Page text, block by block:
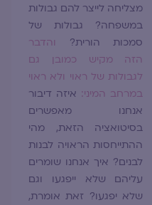
מצליחה לייצר להם גבולות
במשפחה? גבולות של
סמכות הורית?והדבר
הזה מקיש כמובן גם
לגבולות של ראוי ולא ראוי
במרחב המיני:איזה דיבור
אנחנו מאפשרים
בסיטואציה הזאת, מהי
ההתייחסות הראויה לבנות
לבנים? איך אנחנו שומרים
עליהם שלא ייפגעו וגם
שלא יפגעו? זאת אומרת,